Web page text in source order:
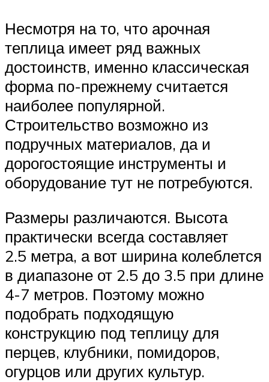
Несмотря на то, что арочная
теплица имеет ряд важных
достоинств, именно классическая
форма по-прежнему считается
наиболее популярной.
Строительство возможно из
подручных материалов, да и
дорогостоящие инструменты и
оборудование тут не потребуются.
Размеры различаются. Высота
практически всегда составляет
2.5 метра, а вот ширина колеблется
в диапазоне от 2.5 до 3.5 при длине
4-7 метров. Поэтому можно
подобрать подходящую
конструкцию под теплицу для
перцев, клубники, помидоров,
огурцов или других культур.